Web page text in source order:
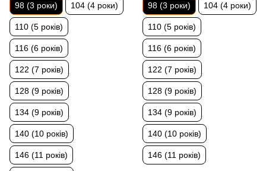
98 (3 роки) 104 (4 роки)
110 (5 років)
116 (6 років)
122 (7 років)
128 (9 років)
134 (9 років)
140 (10 років)
146 (11 років)
98 (3 роки) 104 (4 роки)
110 (5 років)
116 (6 років)
122 (7 років)
128 (9 років)
134 (9 років)
140 (10 років)
146 (11 років)